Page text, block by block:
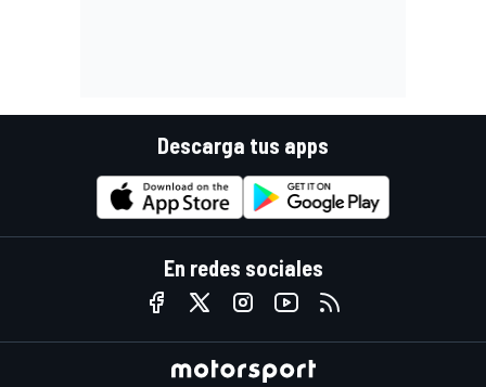
Descarga tus apps
En redes sociales